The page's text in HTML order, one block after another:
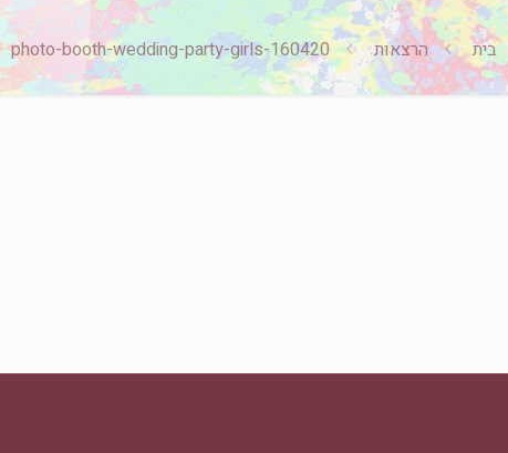
בית הרצאות photo-booth-wedding-party-girls-160420